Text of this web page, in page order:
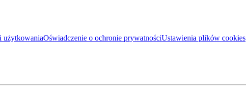
użytkowaniaOświadczenie o ochronie prywatnościUstawienia plików cookies